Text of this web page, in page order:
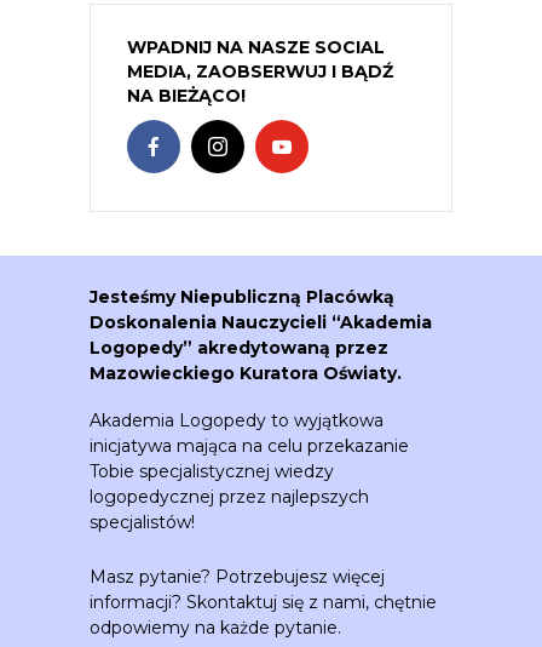
WPADNIJ NA NASZE SOCIAL
MEDIA, ZAOBSERWUJ I BĄDŹ
NA BIEŻĄCO!
Jesteśmy Niepubliczną Placówką
Doskonalenia Nauczycieli “Akademia
Logopedy” akredytowaną przez
Mazowieckiego Kuratora Oświaty.
Akademia Logopedy to wyjątkowa
inicjatywa mająca na celu przekazanie
Tobie specjalistycznej wiedzy
logopedycznej przez najlepszych
specjalistów!
Masz pytanie? Potrzebujesz więcej
informacji? Skontaktuj się z nami, chętnie
odpowiemy na każde pytanie.